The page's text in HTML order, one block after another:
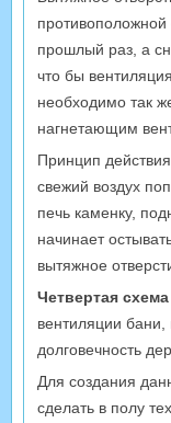
противоположной
прошлый раз, а
что бы
необходимо так
нагнетающим
Принцип
свежий воздух
печь каменку,
начинает
вытяжное
Четвертая схема
вентиляции
долговечность
Для создания
сделать в полу